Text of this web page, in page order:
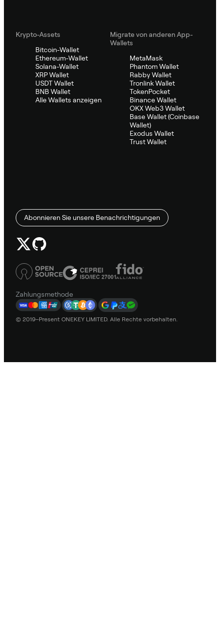
Krypto-Assets
Bitcoin-Wallet
Ethereum-Wallet
Solana-Wallet
XRP Wallet
USDT Wallet
BNB Wallet
Alle Wallets anzeigen
Migrate von anderen App-
Wallets
MetaMask
Phantom Wallet
Rabby Wallet
Tronlink Wallet
TokenPocket
Binance Wallet
OKX Web3 Wallet
Base Wallet (Coinbase
Wallet)
Exodus Wallet
Trust Wallet
Abonnieren Sie unsere Benachrichtigungen
Zahlungsmethode
© 2019–Present ONEKEY LIMITED. Alle Rechte vorbehalten.